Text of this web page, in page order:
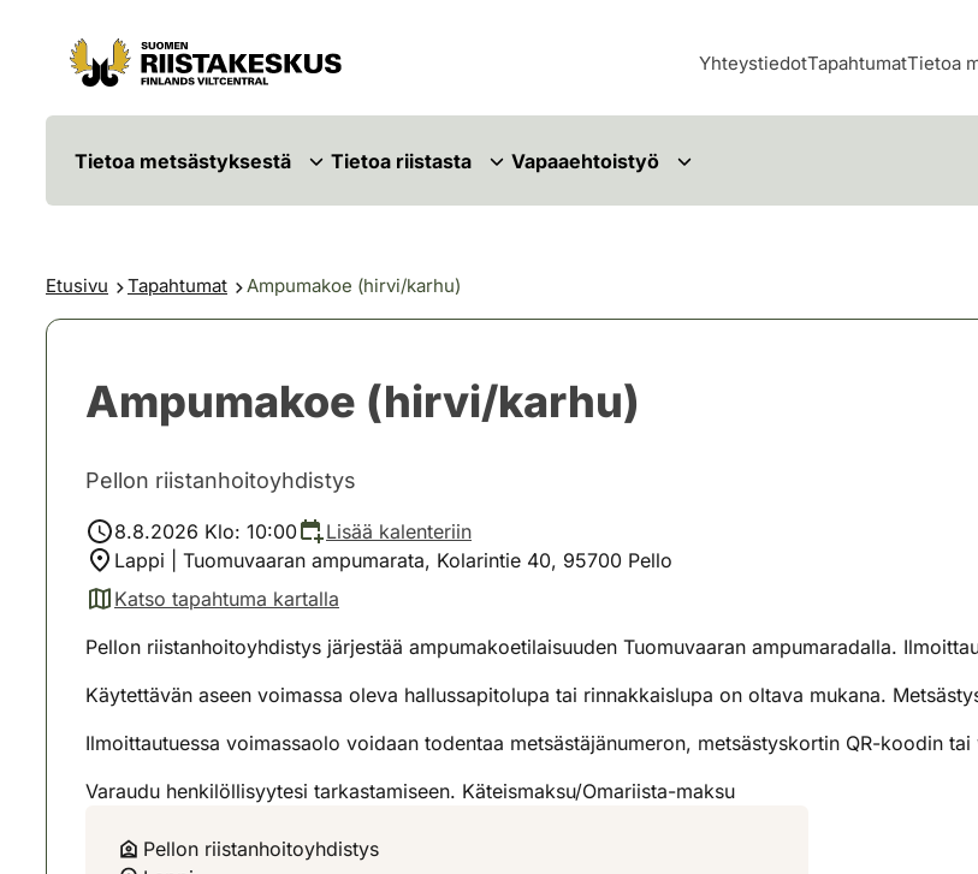
Siirry sisältöön
Siirry sivustokarttaan
YhteystiedotTapahtumatTietoa
Tietoa metsästyksestä Tietoa riistasta Vapaaehtoistyö
Etusivu Tapahtumat Ampumakoe (hirvi/karhu)
Ampumakoe (hirvi/karhu)
Pellon riistanhoitoyhdistys
8.8.2026 Klo: 10:00
Lisää kalenteriin
Lappi | Tuomuvaaran ampumarata, Kolarintie 40, 95700 Pello
Katso tapahtuma kartalla
(avautuu uuteen välilehteen)
Pellon riistanhoitoyhdistys järjestää ampumakoetilaisuuden Tuomuvaaran ampumaradalla.
Käytettävän aseen voimassa oleva hallussapitolupa tai rinnakkaislupa on oltava mukana.
Ilmoittautuessa voimassaolo voidaan todentaa metsästäjänumeron, metsästyskortin QR-koodin
Varaudu henkilöllisyytesi tarkastamiseen. Käteismaksu/Omariista-maksu
Pellon riistanhoitoyhdistys